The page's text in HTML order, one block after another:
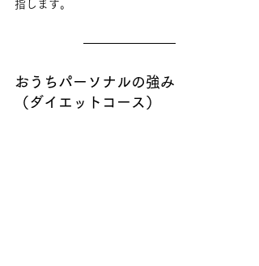
指します。
おうちパーソナルの強み
（ダイエットコース）